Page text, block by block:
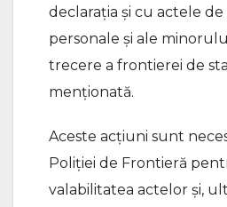
declaraţia şi cu actele
personale şi ale
trecere a frontierei de
menţionată.
Aceste acţiuni sunt
Poliţiei de Frontieră
valabilitatea actelor şi,